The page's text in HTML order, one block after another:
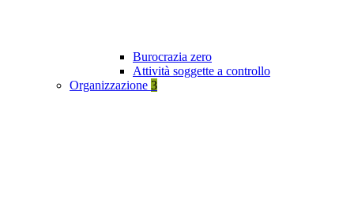
Burocrazia zero
Attività soggette a controllo
Organizzazione 3